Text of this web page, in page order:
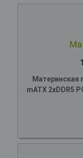
Материнская
mATX 2xDDR5